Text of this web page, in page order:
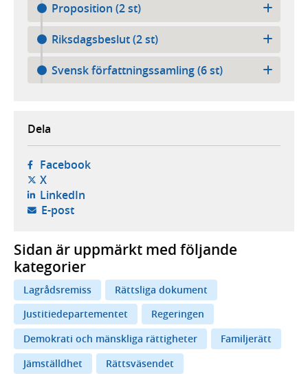
Proposition (2 st)
Riksdagsbeslut (2 st)
Svensk författningssamling (6 st)
Dela
Facebook- öppnas i ny flik, extern webbplats,
X- öppnas i ny flik, extern webbplats,
LinkedIn- öppnas i ny flik, extern webbplats,
E-post- öppnar din e-postklient,
Sidan är uppmärkt med följande
kategorier
Lagrådsremiss
Rättsliga dokument
Justitiedepartementet
Regeringen
Demokrati och mänskliga rättigheter
Familjerätt
Jämställdhet
Rättsväsendet